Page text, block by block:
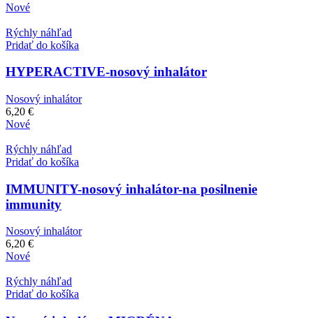
Nové
Rýchly náhľad
Pridať do košíka
HYPERACTIVE-nosový inhalátor
Nosový inhalátor
6,20 €
Nové
Rýchly náhľad
Pridať do košíka
IMMUNITY-nosový inhalátor-na posilnenie
immunity
Nosový inhalátor
6,20 €
Nové
Rýchly náhľad
Pridať do košíka